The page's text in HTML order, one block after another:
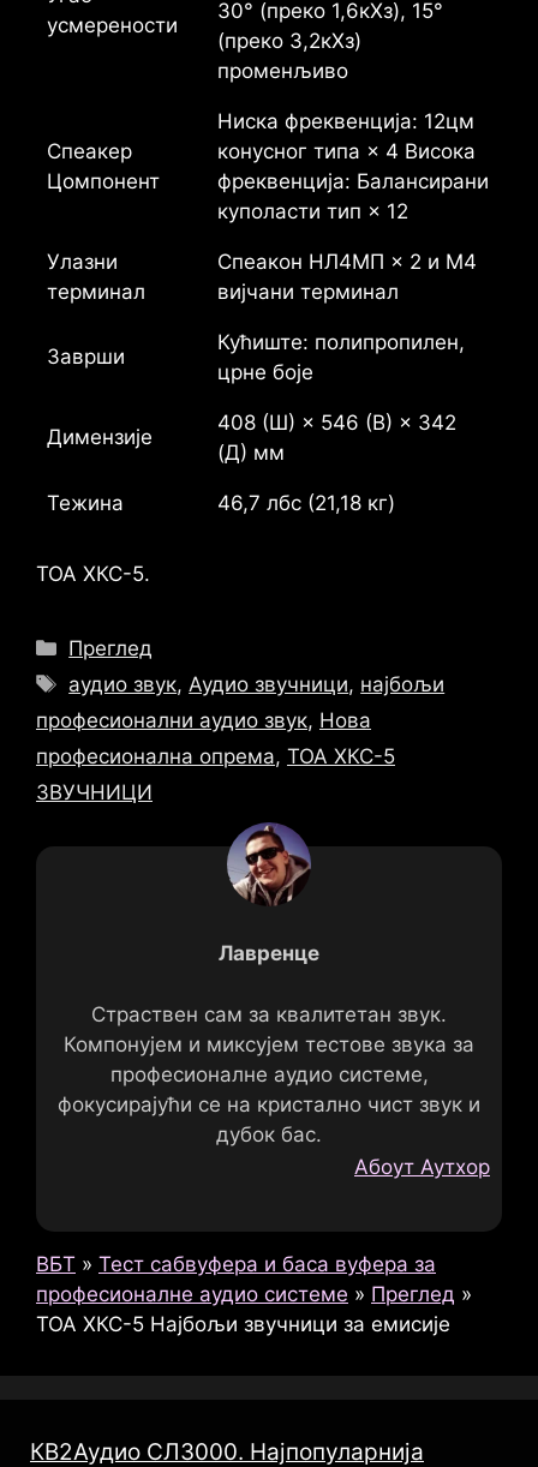
усмерености
30° (преко 1,6кХз), 15°
(преко 3,2кХз)
променљиво
Спеакер
Цомпонент
Ниска фреквенција: 12цм
конусног типа × 4 Висока
фреквенција: Балансирани
куполасти тип × 12
Улазни
терминал
Спеакон НЛ4МП × 2 и М4
вијчани терминал
Заврши
Кућиште: полипропилен,
црне боје
Димензије
408 (Ш) × 546 (В) × 342
(Д) мм
Тежина 46,7 лбс (21,18 кг)
ТОА ХКС-5.
Категорије
Преглед
Ознаке
аудио звук,Аудио звучници, најбољи
професионални аудио звук, Нова
професионална опрема, ТОА ХКС-5
ЗВУЧНИЦИ
Лавренце
Страствен сам за квалитетан звук.
Компонујем и миксујем тестове звука за
професионалне аудио системе,
фокусирајући се на кристално чист звук и
дубок бас.
Абоут Аутхор
ВБТ » Тест сабвуфера и баса вуфера за
професионалне аудио системе » Преглед »
ТОА ХКС-5 Најбољи звучници за емисије
КВ2Аудио СЛ3000. Најпопуларнија